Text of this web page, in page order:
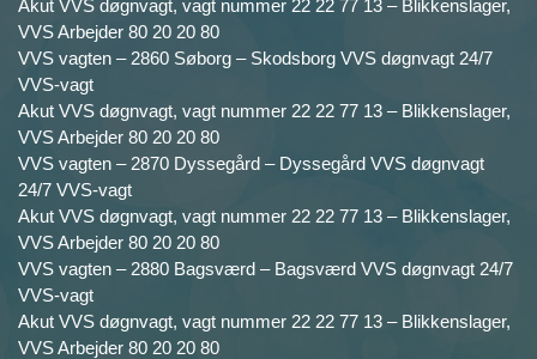
Akut VVS døgnvagt, vagt nummer 22 22 77 13 – Blikkenslager,
VVS Arbejder 80 20 20 80
VVS vagten – 2860 Søborg – Skodsborg VVS døgnvagt 24/7
VVS-vagt
Akut VVS døgnvagt, vagt nummer 22 22 77 13 – Blikkenslager,
VVS Arbejder 80 20 20 80
VVS vagten – 2870 Dyssegård – Dyssegård VVS døgnvagt
24/7 VVS-vagt
Akut VVS døgnvagt, vagt nummer 22 22 77 13 – Blikkenslager,
VVS Arbejder 80 20 20 80
VVS vagten – 2880 Bagsværd – Bagsværd VVS døgnvagt 24/7
VVS-vagt
Akut VVS døgnvagt, vagt nummer 22 22 77 13 – Blikkenslager,
VVS Arbejder 80 20 20 80